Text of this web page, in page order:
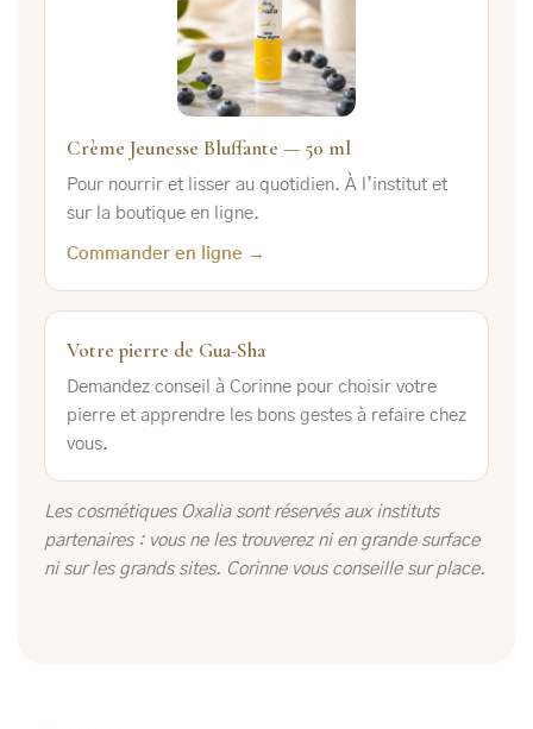
Crème Jeunesse Bluffante — 50 ml
Pour nourrir et lisser au quotidien. À l’institut et
sur la boutique en ligne.
Commander en ligne →
Votre pierre de Gua-Sha
Demandez conseil à Corinne pour choisir votre
pierre et apprendre les bons gestes à refaire chez
vous.
Les cosmétiques Oxalia sont réservés aux instituts
partenaires : vous ne les trouverez ni en grande surface
ni sur les grands sites. Corinne vous conseille sur place.